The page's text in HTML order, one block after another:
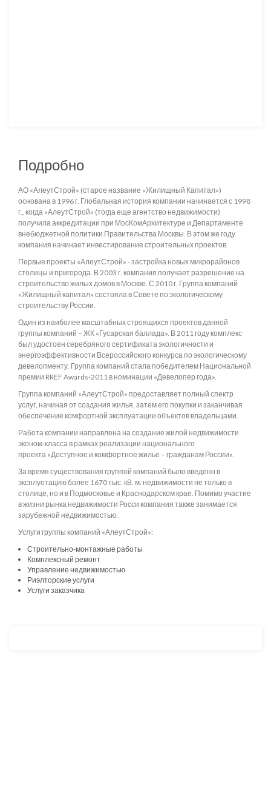
Подробно
АО «АлеутСтрой» (старое название «Жилищный Капитал»)
основана в 1996 г. Глобальная история компании начинается с 1998
г., когда «АлеутСтрой» (тогда еще агентство недвижимости)
получила аккредитации при МосКомАрхитектуре и Департаменте
внебюджетной политики Правительства Москвы. В этом же году
компания начинает инвестирование строительных проектов.
Первые проекты «АлеутСтрой» - застройка новых микрорайонов
столицы и пригорода. В 2003 г. компания получает разрешение на
строительство жилых домов в Москве. С 2010 г. Группа компаний
«Жилищный капитал» состояла в Совете по экологическому
строительству России.
Один из наиболее масштабных строящихся проектов данной
группы компаний – ЖК «Гусарская баллада». В 2011 году комплекс
был удостоен серебряного сертификата экологичности и
энергоэффективности Всероссийского конкурса по экологическому
девелопменту. Группа компаний стала победителем Национальной
премии RREF Awards-2011 в номинации «Девелопер года».
Группа компаний «АлеутСтрой» предоставляет полный спектр
услуг, начиная от создания жилья, затем его покупки и заканчивая
обеспечение комфортной эксплуатации объектов владельцами.
Работа компании направлена на создание жилой недвижимости
эконом-класса в рамках реализации национального
проекта «Доступное и комфортное жилье – гражданам России».
За время существования группой компаний было введено в
эксплуотацию более 1670 тыс. кВ. м. недвижимости не только в
столице, но и в Подмосковье и Краснодарском крае. Помимо участие
в жизни рынка недвижимости Росси компания также занимается
зарубежной недвижимостью.
Услуги группы компаний «АлеутСтрой»:
Строительно-монтажные работы
Комплексный ремонт
Управление недвижимостью
Риэлторские услуги
Услуги заказчика